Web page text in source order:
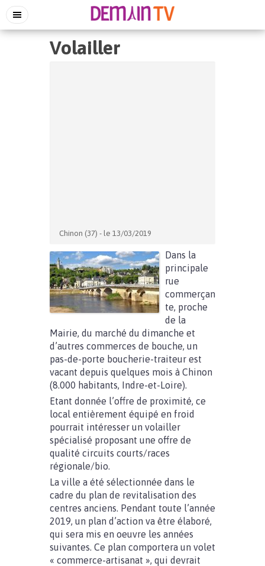
Volailler
Chinon (37) - le 13/03/2019
Dans la
principale
rue
commerçan
te, proche
de la
Mairie, du marché du dimanche et
d’autres commerces de bouche, un
pas-de-porte boucherie-traiteur est
vacant depuis quelques mois à Chinon
(8.000 habitants, Indre-et-Loire).
Etant donnée l’offre de proximité, ce
local entièrement équipé en froid
pourrait intéresser un volailler
spécialisé proposant une offre de
qualité circuits courts/races
régionale/bio.
La ville a été sélectionnée dans le
cadre du plan de revitalisation des
centres anciens. Pendant toute l’année
2019, un plan d’action va être élaboré,
qui sera mis en oeuvre les années
suivantes. Ce plan comportera un volet
« commerce-artisanat », qui devrait